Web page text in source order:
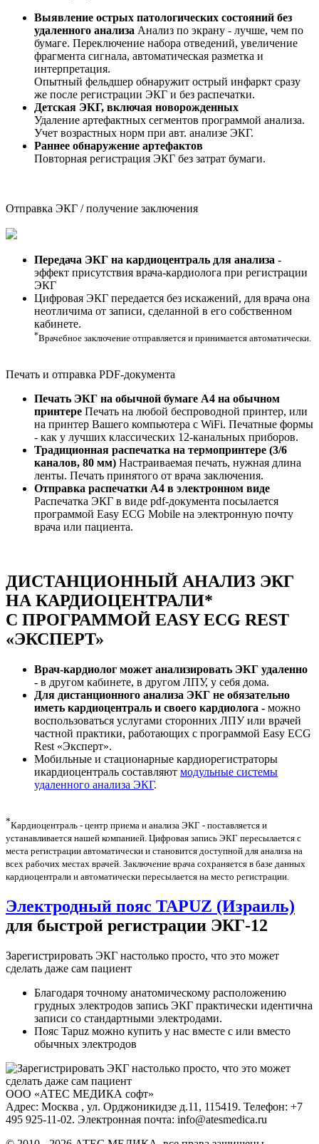
Выявление острых патологических состояний без
удаленного анализа Анализ по экрану - лучше, чем по
бумаге. Переключение набора отведений, увеличение
фрагмента сигнала, автоматическая разметка и
интерпретация.
Опытный фельдшер обнаружит острый инфаркт сразу
же после регистрации ЭКГ и без распечатки.
Детская ЭКГ, включая новорожденных
Удаление артефактных сегментов программой анализа.
Учет возрастных норм при авт. анализе ЭКГ.
Раннее обнаружение артефактов
Повторная регистрация ЭКГ без затрат бумаги.
Отправка ЭКГ / получение заключения
Передача ЭКГ на кардиоцентраль для анализа -
эффект присутствия врача-кардиолога при регистрации
ЭКГ
Цифровая ЭКГ передается без искажений, для врача она
неотличима от записи, сделанной в его собственном
кабинете.
*Врачебное заключение отправляется и принимается автоматически.
Печать и отправка PDF-документа
Печать ЭКГ на обычной бумаге А4 на обычном
принтере Печать на любой беспроводной принтер, или
на принтер Вашего компьютера с WiFi. Печатные формы
- как у лучших классических 12-канальных приборов.
Традиционная распечатка на термопринтере (3/6
каналов, 80 мм) Настраиваемая печать, нужная длина
ленты. Печать принятого от врача заключения.
Отправка распечатки A4 в электронном виде
Распечатка ЭКГ в виде pdf-документа посылается
программой Easy ECG Mobile на электронную почту
врача или пациента.
ДИСТАНЦИОННЫЙ АНАЛИЗ ЭКГ
НА КАРДИОЦЕНТРАЛИ*
С ПРОГРАММОЙ EASY ECG REST
«ЭКСПЕРТ»
Врач-кардиолог может анализировать ЭКГ удаленно
- в другом кабинете, в другом ЛПУ, у себя дома.
Для дистанционного анализа ЭКГ не обязательно
иметь кардиоцентраль и своего кардиолога - можно
воспользоваться услугами сторонних ЛПУ или врачей
частной практики, работающих с программой Easy ECG
Rest «Эксперт».
Мобильные и стационарные кардиорегистраторы
икардиоцентраль составляют модульные системы
удаленного анализа ЭКГ.
*Кардиоцентраль - центр приема и анализа ЭКГ - поставляется и
устанавливается нашей компанией. Цифровая запись ЭКГ пересылается с
места регистрации автоматически и становится доступной для анализа на
всех рабочих местах врачей. Заключение врача сохраняется в базе данных
кардиоцентрали и автоматически пересылается на место регистрации.
Электродный пояс TAPUZ (Израиль)
для быстрой регистрации ЭКГ-12
Зарегистрировать ЭКГ настолько просто, что это может
сделать даже сам пациент
Благодаря точному анатомическому расположению
грудных электродов запись ЭКГ практически идентична
записи со стандартными электродами.
Пояс Tapuz можно купить у нас вместе с или вместо
обычных электродов
ООО «АТЕС МЕДИКА софт»
Адрес: Москва , ул. Орджоникидзе д.11, 115419. Телефон: +7
495 925-11-02. Электронная почта: info@atesmedica.ru